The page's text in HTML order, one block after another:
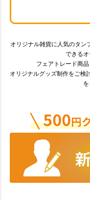
オリジナル雑貨に人気のタン
できるオ
フェアトレード商
オリジナルグッズ制作をご検